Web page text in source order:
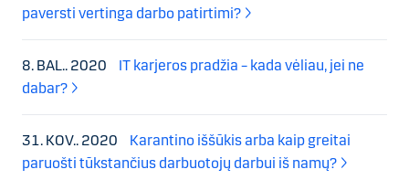
paversti vertinga darbo patirtimi?
8. BAL.. 2020
IT karjeros pradžia – kada vėliau, jei ne
dabar?
31. KOV.. 2020
Karantino iššūkis arba kaip greitai
paruošti tūkstančius darbuotojų darbui iš namų?